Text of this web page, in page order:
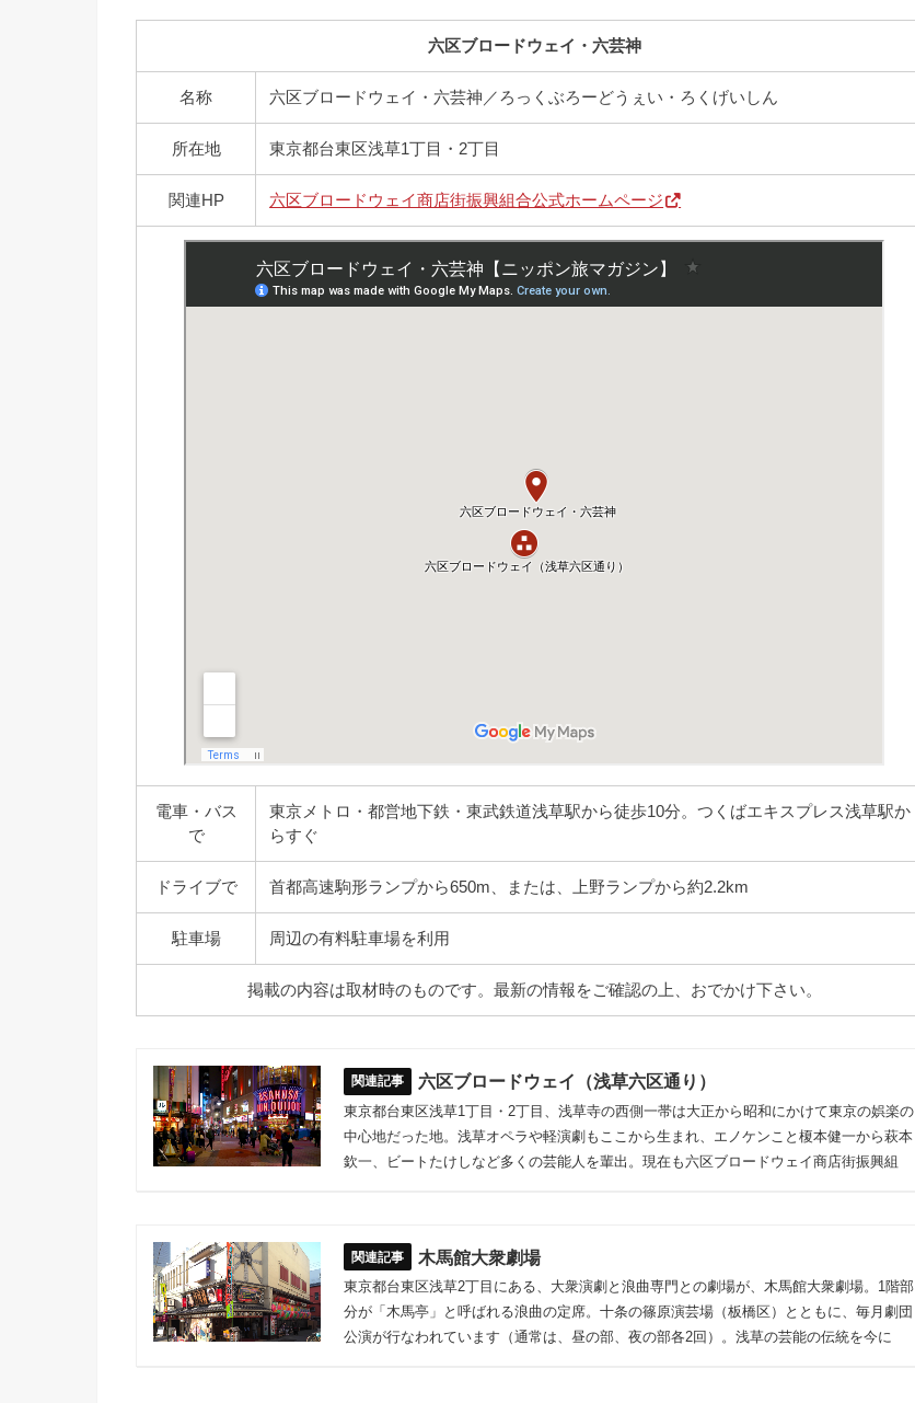
六区ブロードウェイ・六芸神
名称 六区ブロードウェイ・六芸神／ろっくぶろーどうぇい・ろくげいしん
所在地 東京都台東区浅草1丁目・2丁目
関連HP 六区ブロードウェイ商店街振興組合公式ホームページ
電車・バス
で
東京メトロ・都営地下鉄・東武鉄道浅草駅から徒歩10分。つくばエキスプレス浅草駅か
らすぐ
ドライブで 首都高速駒形ランプから650m、または、上野ランプから約2.2km
駐車場 周辺の有料駐車場を利用
掲載の内容は取材時のものです。最新の情報をご確認の上、おでかけ下さい。
六区ブロードウェイ（浅草六区通り）
東京都台東区浅草1丁目・2丁目、浅草寺の西側一帯は大正から昭和にかけて東京の娯楽の
中心地だった地。浅草オペラや軽演劇もここから生まれ、エノケンこと榎本健一から萩本
欽一、ビートたけしなど多くの芸能人を輩出。現在も六区ブロードウェイ商店街振興組
木馬館大衆劇場
東京都台東区浅草2丁目にある、大衆演劇と浪曲専門との劇場が、木馬館大衆劇場。1階部
分が「木馬亭」と呼ばれる浪曲の定席。十条の篠原演芸場（板橋区）とともに、毎月劇団
公演が行なわれています（通常は、昼の部、夜の部各2回）。浅草の芸能の伝統を今に